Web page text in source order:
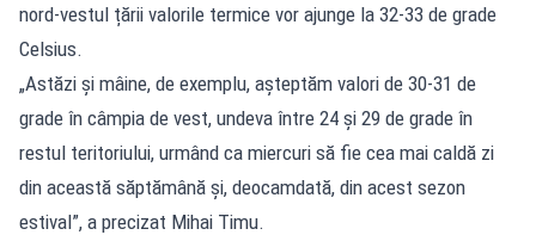
nord-vestul țării valorile termice vor ajunge la 32-33 de grade
Celsius.
„Astăzi și mâine, de exemplu, așteptăm valori de 30-31 de
grade în câmpia de vest, undeva între 24 și 29 de grade în
restul teritoriului, urmând ca miercuri să fie cea mai caldă zi
din această săptămână și, deocamdată, din acest sezon
estival”, a precizat Mihai Timu.